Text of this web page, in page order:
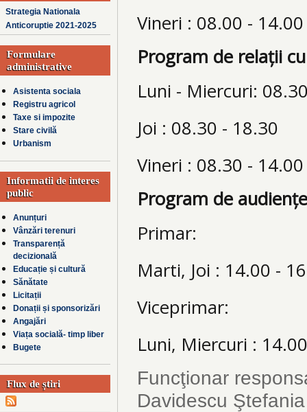
Strategia Nationala
Anticoruptie 2021-2025
Formulare
administrative
Asistenta sociala
Registru agricol
Taxe si impozite
Stare civilă
Urbanism
Informatii de interes
public
Anunțuri
Vânzări terenuri
Transparență
decizională
Educație și cultură
Sănătate
Licitații
Donații și sponsorizări
Angajări
Viața socială- timp liber
Bugete
Flux de știri
Vineri : 08.00 - 14.00
Program de relații
Luni - Miercuri:
Joi : 08.30 - 18.30
Vineri : 08.30 - 14.00
Program de
Primar:
Marti, Joi : 14.00 -
Viceprimar:
Luni, Miercuri :
Funcţionar
Davidescu